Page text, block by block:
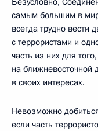
самым большим в
всегда трудно вести
с террористами и
часть из них для
на ближневосточной
в своих интересах.
Невозможно
если часть